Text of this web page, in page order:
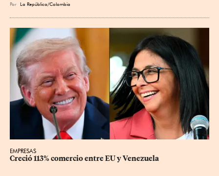
Por La República/Colombia
EMPRESAS
Creció 113% comercio entre EU y Venezuela